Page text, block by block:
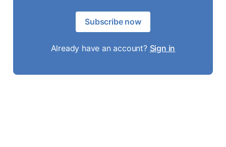
Subscribe now
Already have an account? Sign in